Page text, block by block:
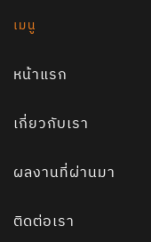
เมนู
หน้าแรก
เกี่ยวกับเรา
ผลงานที่ผ่านมา
ติดต่อเรา